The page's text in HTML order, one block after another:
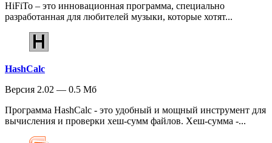
HiFiTo – это инновационная программа, специально
разработанная для любителей музыки, которые хотят...
HashCalc
Версия 2.02 — 0.5 Мб
Программа HashCalc - это удобный и мощный инструмент для
вычисления и проверки хеш-сумм файлов. Хеш-сумма -...